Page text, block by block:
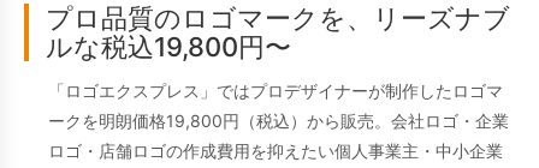
プロ品質のロゴマークを、リーズナブ
ルな税込19,800円〜
「ロゴエクスプレス」ではプロデザイナーが制作したロゴマ
ークを明朗価格19,800円（税込）から販売。会社ロゴ・企業
ロゴ・店舗ロゴの作成費用を抑えたい個人事業主・中小企業